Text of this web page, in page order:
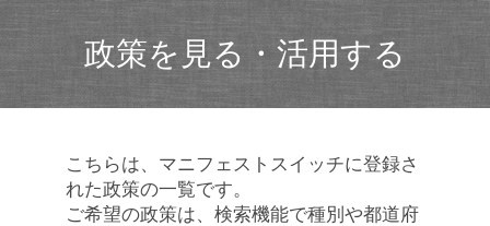
政策を見る・活用する
こちらは、マニフェストスイッチに登録さ
れた政策の一覧です。
ご希望の政策は、検索機能で種別や都道府